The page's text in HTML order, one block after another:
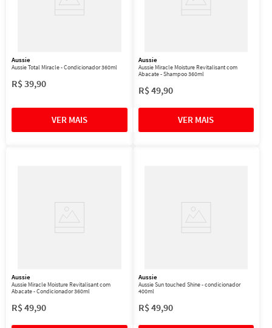
Aussie
Aussie Total Miracle - Condicionador 360ml
R$39,90
Aussie
Aussie Miracle Moisture Revitalisant com
Abacate - Shampoo 360ml
R$49,90
Aussie
Aussie Miracle Moisture Revitalisant com
Abacate - Condicionador 360ml
R$49,90
Aussie
Aussie Sun touched Shine - condicionador
400ml
R$49,90